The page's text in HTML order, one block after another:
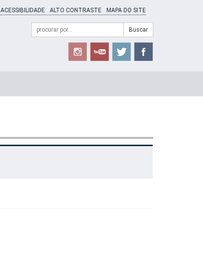
ACESSIBILIDADE ALTO CONTRASTE MAPA DO SITE
Formulário
Campo
de
Buscar